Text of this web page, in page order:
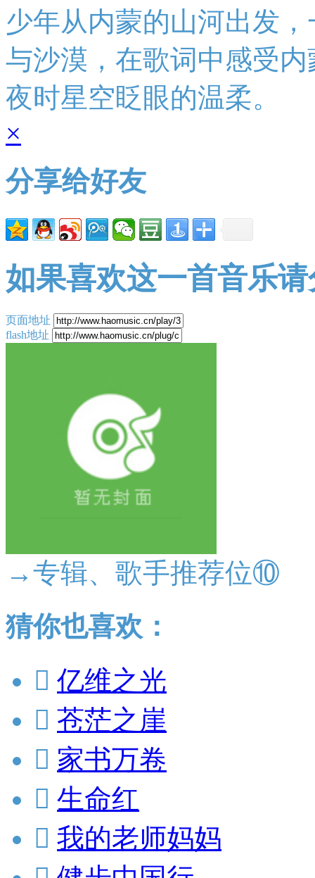
少年从内蒙的山河出发
与沙漠，在歌词中感受
夜时星空眨眼的温柔。
×
分享给好友
如果喜欢这一首音乐
页面地址
flash地址
→专辑、歌手推荐位⑩
猜你也喜欢：
 亿维之光
 苍茫之崖
 家书万卷
 生命红
 我的老师妈妈